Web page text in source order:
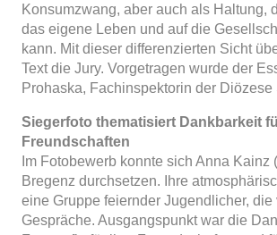
Konsumzwang, aber auch als Haltung,
das eigene Leben und auf die
kann. Mit dieser differenzierten Sicht
Text die Jury. Vorgetragen wurde der
Prohaska, Fachinspektorin der Diözese
Siegerfoto thematisiert Dankbarkeit
Freundschaften
Im Fotobewerb konnte sich Anna Kainz
Bregenz durchsetzen. Ihre
eine Gruppe feiernder Jugendlicher, die
Gespräche. Ausgangspunkt war die